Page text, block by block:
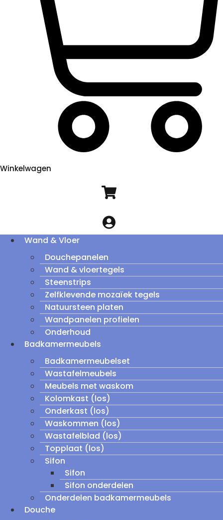
Winkelwagen
Wand & Vloer
Douchepanelen
Wand & vloertegels
Steenstrips
Zelfklevende mozaïek tegels
Natuursteen platen
Wandpanelen profielen
Onderhoud
Badkamermeubels
Badkamermeubelset
Wastafelmeubels
Meubels met waskom
Kolomkast (los)
Onderkast (los)
Waskommen (los)
Wastafelblad (los)
Topplaat (los)
Sifon
Sifon
Sifon onderdelen
Onderdelen badkamermeubels
Douche